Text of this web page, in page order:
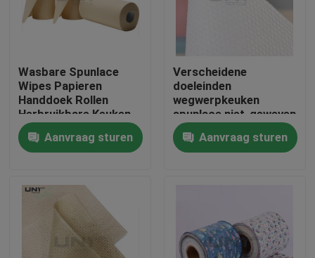
Producten
Wasbare Spunlace
Wipes Papieren
Handdoek Rollen
Herbruikbare Keuken
Reinigingsdoeken
130gmAanvraag sturen
Verscheidene
doeleinden
wegwerpkeuken
spunlace niet-geweven
stof printpatroon
papieren handdoek
Aanvraag sturen